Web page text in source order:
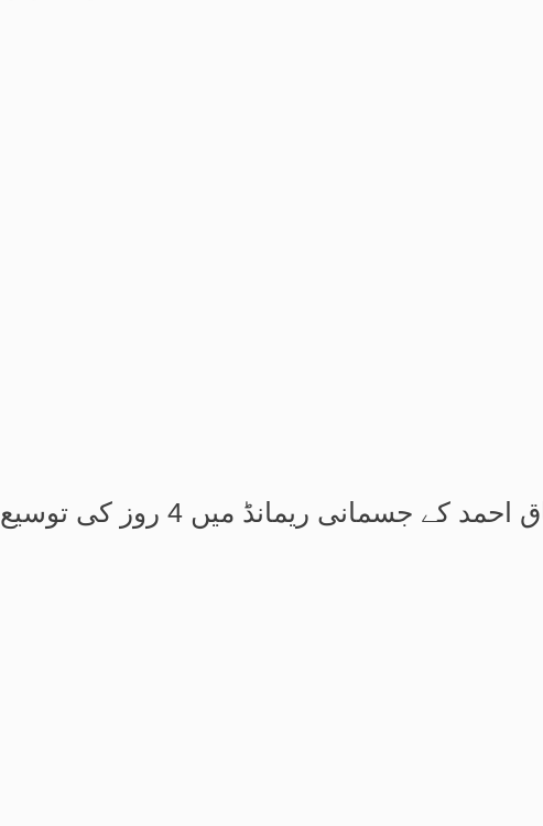
جسمانی ریمانڈ میں 4 روز کی توسیع